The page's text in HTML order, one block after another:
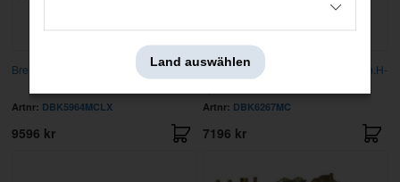
Bremsscheiben.satz GM 59-64, Hi-Po
Artnr: DBK5964MCLX
9596 kr
Bremsscheibenkonv.satz 62-67X m.H-
Artnr: DBK6267MC
7196 kr
Land auswählen